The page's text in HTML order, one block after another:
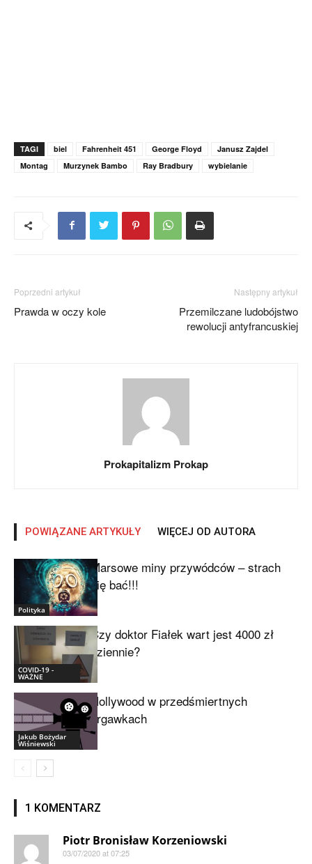
TAGI biel Fahrenheit 451 George Floyd
Janusz Zajdel
Montag
Murzynek Bambo Ray Bradbury wybielanie
Poprzedni artykuł
Prawda w oczy kole
Następny artykuł
Przemilczane ludobójstwo
rewolucji antyfrancuskiej
Prokapitalizm Prokap
POWIĄZANE ARTYKUŁY WIĘCEJ OD AUTORA
Polityka
Marsowe miny przywódców – strach
się bać!!!
COVID-19 -
WAŻNE
Czy doktor Fiałek wart jest 4000 zł
dziennie?
Jakub Bożydar
Wiśniewski
Hollywood w przedśmiertnych
drgawkach
1 KOMENTARZ
Piotr Bronisław Korzeniowski
03/07/2020 at 07:25